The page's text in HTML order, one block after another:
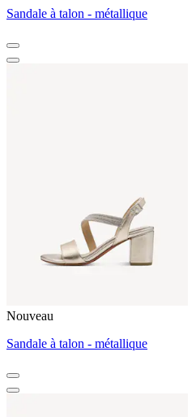
Sandale à talon - métallique
Nouveau
Sandale à talon - métallique